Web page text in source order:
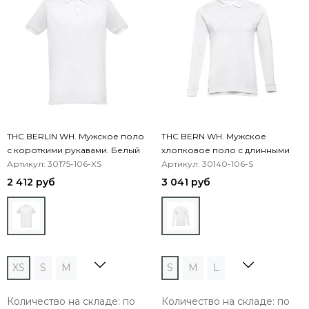
THC BERLIN WH. Мужское поло
с короткими рукавами. Белый
цвет
Артикул: 30175-106-XS
2 412 руб
XS S M
Количество на складе: по
THC BERN WH. Мужское
хлопковое поло с длинными
рукавами
Артикул: 30140-106-S
3 041 руб
S M L
Количество на складе: по